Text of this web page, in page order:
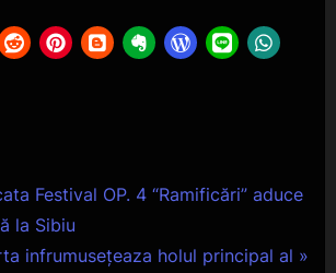
Festival OP. 4 “Ramificări” aduce
la Sibiu
infrumusețeaza holul principal al